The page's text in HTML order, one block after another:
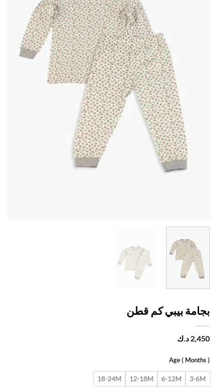
بيبي كم قطن
د.ك
Age (
6-12M
12-18M
18-24M